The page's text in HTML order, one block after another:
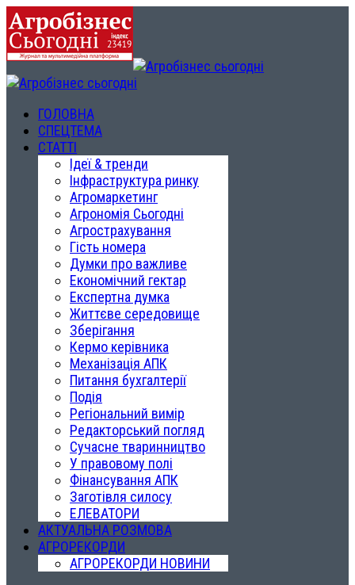
ГОЛОВНА
СПЕЦТЕМА
СТАТТІ
Ідеї & тренди
Інфраструктура ринку
Агромаркетинг
Агрономія Сьогодні
Агрострахування
Гість номера
Думки про важливе
Економічний гектар
Експертна думка
Життєве середовище
Зберігання
Кермо керівника
Механізація АПК
Питання бухгалтерії
Подія
Регіональний вимір
Редакторський погляд
Сучасне тваринництво
У правовому полі
Фінансування АПК
Заготівля силосу
ЕЛЕВАТОРИ
АКТУАЛЬНА РОЗМОВА
АГРОРЕКОРДИ
АГРОРЕКОРДИ НОВИНИ